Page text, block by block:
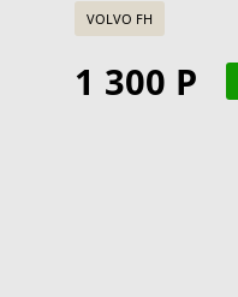
VOLVO FH
1 300 Р